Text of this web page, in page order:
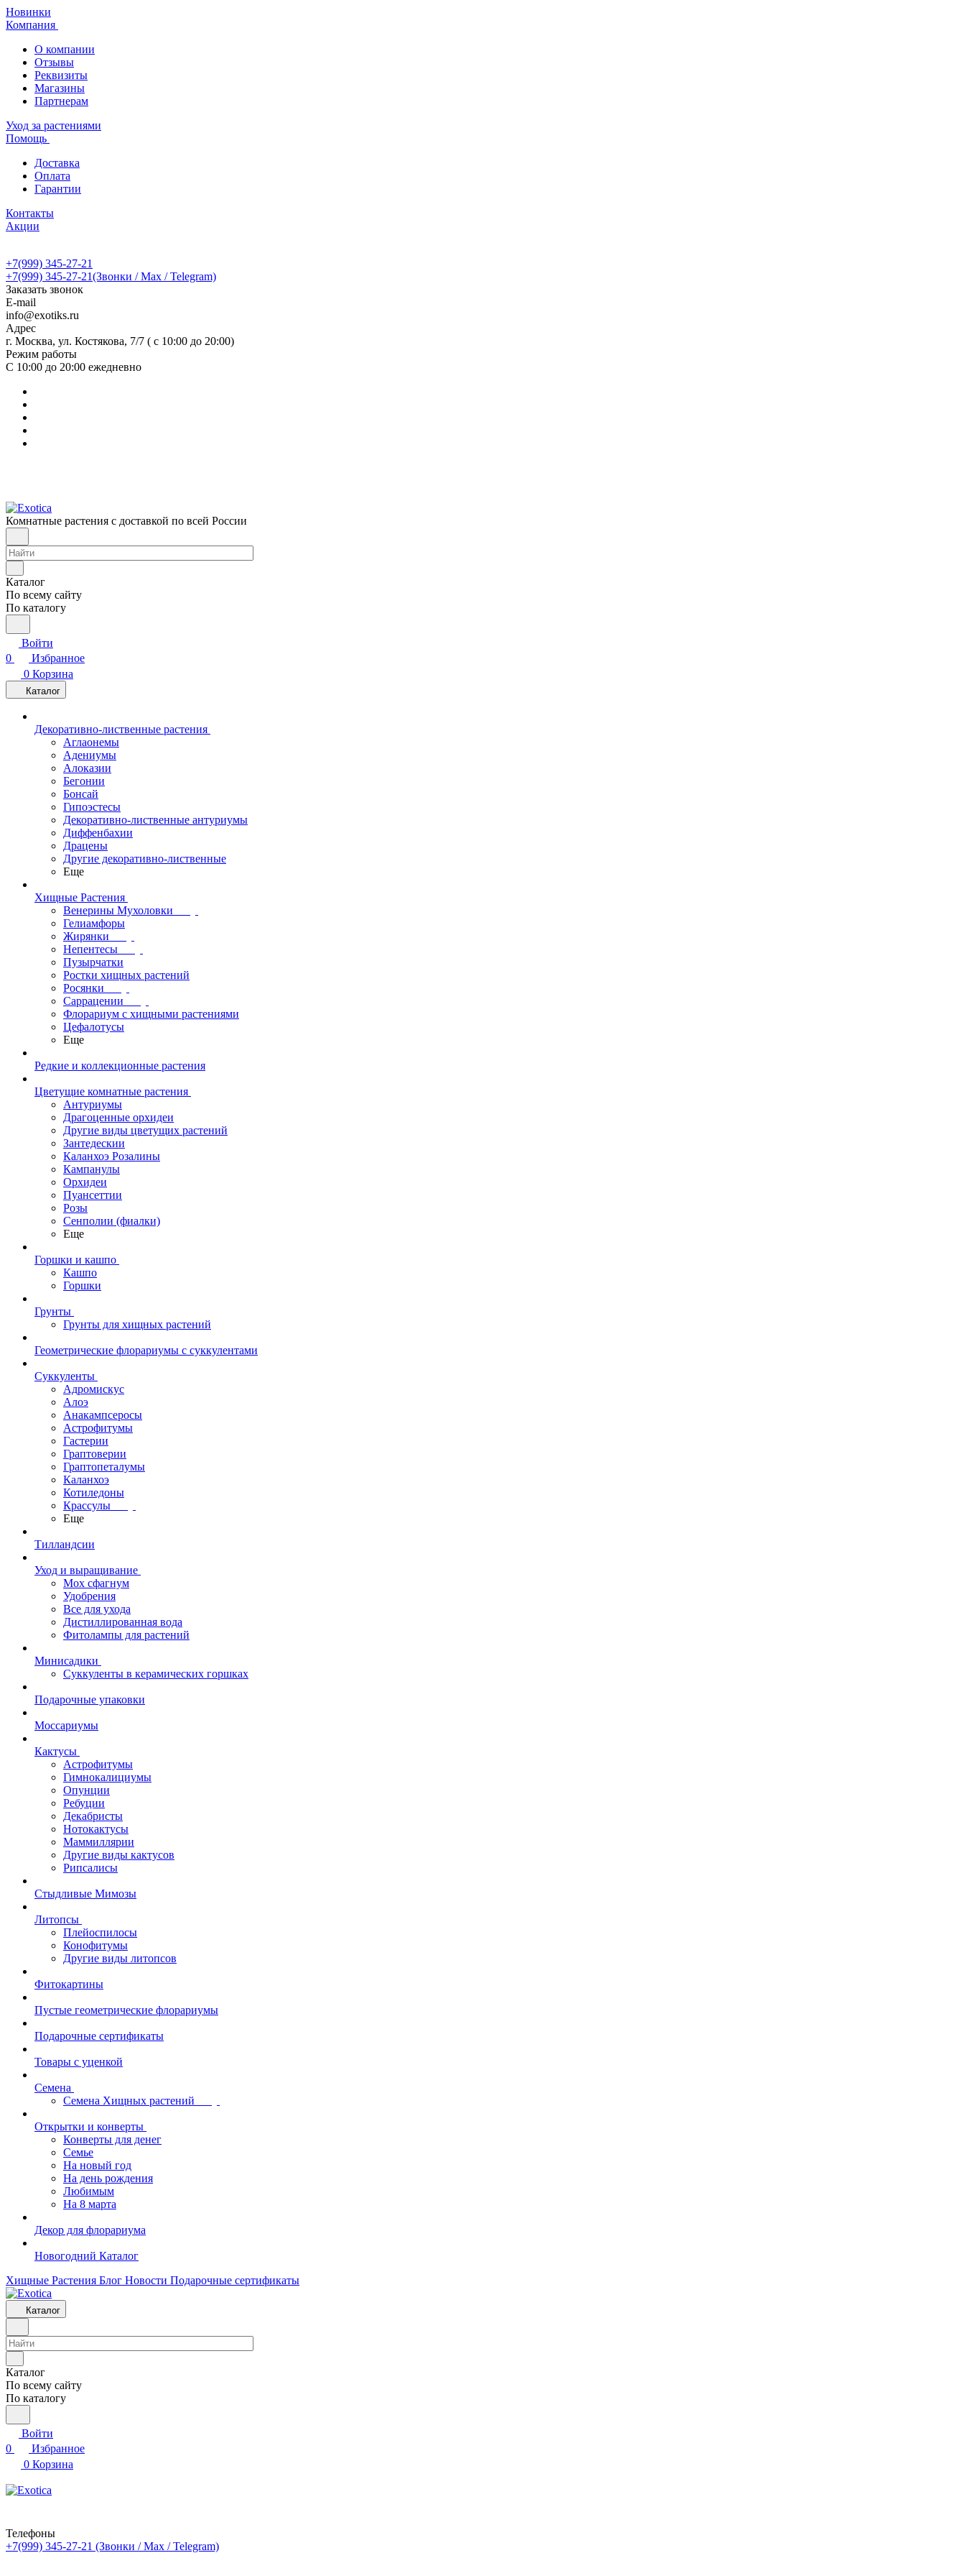
Новинки
Компания
О компании
Отзывы
Реквизиты
Магазины
Партнерам
Уход за растениями
Помощь
Доставка
Оплата
Гарантии
Контакты
Акции
+7(999) 345-27-21
+7(999) 345-27-21(Звонки / Max / Telegram)
Заказать звонок
E-mail
info@exotiks.ru
Адрес
г. Москва, ул. Костякова, 7/7 ( с 10:00 до 20:00)
Режим работы
С 10:00 до 20:00 ежедневно
Комнатные растения с доставкой по всей России
Каталог
По всему сайту
По каталогу
Войти
0
Избранное
0 Корзина
Каталог
Декоративно-лиственные растения
Аглаонемы
Адениумы
Алоказии
Бегонии
Бонсай
Гипоэстесы
Декоративно-лиственные антуриумы
Диффенбахии
Драцены
Другие декоративно-лиственные
Еще
Хищные Растения
Венерины Мухоловки
Гелиамфоры
Жирянки
Непентесы
Пузырчатки
Ростки хищных растений
Росянки
Саррацении
Флорариум с хищными растениями
Цефалотусы
Еще
Редкие и коллекционные растения
Цветущие комнатные растения
Антуриумы
Драгоценные орхидеи
Другие виды цветущих растений
Зантедескии
Каланхоэ Розалины
Кампанулы
Орхидеи
Пуансеттии
Розы
Сенполии (фиалки)
Еще
Горшки и кашпо
Кашпо
Горшки
Грунты
Грунты для хищных растений
Геометрические флорариумы с суккулентами
Суккуленты
Адромискус
Алоэ
Анакампсеросы
Астрофитумы
Гастерии
Граптоверии
Граптопеталумы
Каланхоэ
Котиледоны
Крассулы
Еще
Тилландсии
Уход и выращивание
Мох сфагнум
Удобрения
Все для ухода
Дистиллированная вода
Фитолампы для растений
Минисадики
Суккуленты в керамических горшках
Подарочные упаковки
Моссариумы
Кактусы
Астрофитумы
Гимнокалициумы
Опунции
Ребуции
Декабристы
Нотокактусы
Маммиллярии
Другие виды кактусов
Рипсалисы
Стыдливые Мимозы
Литопсы
Плейоспилосы
Конофитумы
Другие виды литопсов
Фитокартины
Пустые геометрические флорариумы
Подарочные сертификаты
Товары с уценкой
Семена
Семена Хищных растений
Открытки и конверты
Конверты для денег
Семье
На новый год
На день рождения
Любимым
На 8 марта
Декор для флорариума
Новогодний Каталог
Хищные Растения Блог Новости Подарочные сертификаты
Каталог
Каталог
По всему сайту
По каталогу
Войти
0
Избранное
0 Корзина
Телефоны
+7(999) 345-27-21 (Звонки / Max / Telegram)